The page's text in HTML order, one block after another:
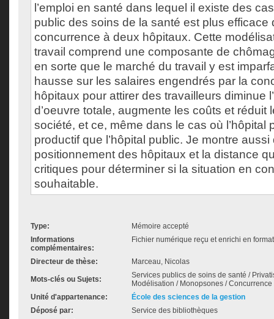
l’emploi en santé dans lequel il existe des
public des soins de la santé est plus efficace
concurrence à deux hôpitaux. Cette
travail comprend une composante de
en sorte que le marché du travail y est
hausse sur les salaires engendrés par la
hôpitaux pour attirer des travailleurs diminue
d’oeuvre totale, augmente les coûts et réduit
société, et ce, même dans le cas où l’hôpital
productif que l’hôpital public. Je montre aussi
positionnement des hôpitaux et la distance
critiques pour déterminer si la situation en
souhaitable.
Type:
Mémoire accepté
Informations
complémentaires:
Fichier numérique reçu et enrichi en
Directeur de thèse: Marceau, Nicolas
Mots-clés ou Sujets:
Services publics de soins de santé /
Modélisation / Monopsones /
Unité d'appartenance:
École des sciences de la gestion
Déposé par:
Service des bibliothèques